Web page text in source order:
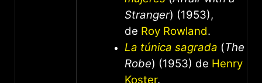
Stranger) (1953),
de Roy Rowland.
La túnica sagrada (The
Robe) (1953) de Henry
Koster.